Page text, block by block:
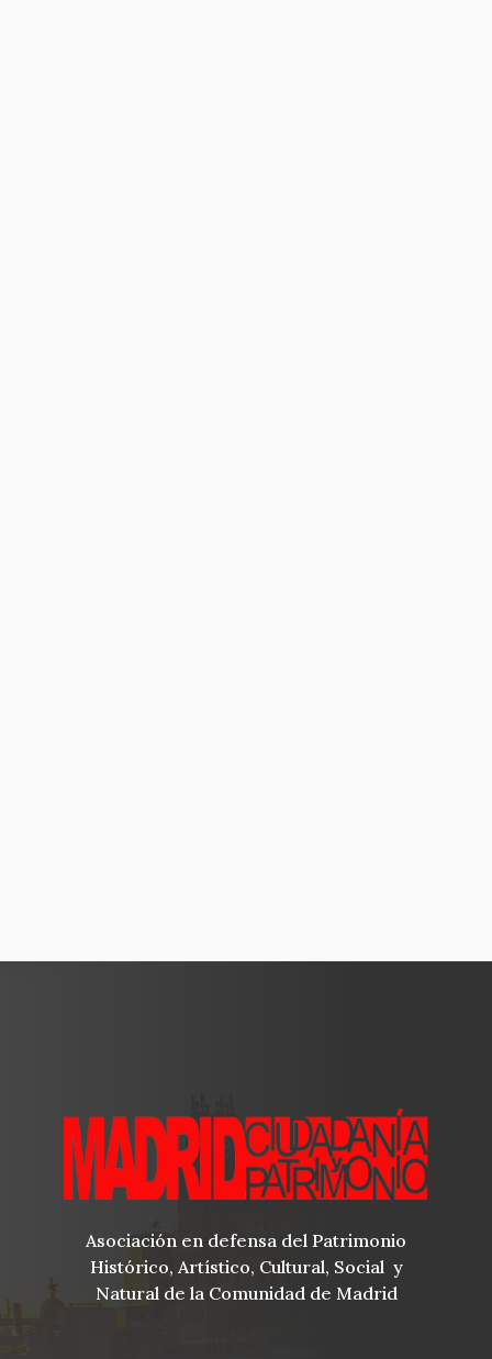
Asociación en defensa del Patrimonio
Histórico, Artístico, Cultural, Social y
Natural de la Comunidad de Madrid